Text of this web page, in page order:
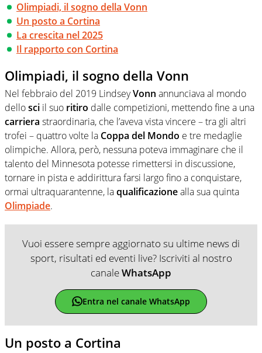
Olimpiadi, il sogno della Vonn
Un posto a Cortina
La crescita nel 2025
Il rapporto con Cortina
Olimpiadi, il sogno della Vonn
Nel febbraio del 2019 LindseyVonn annunciava al mondo
dellosci il suo ritiro dalle competizioni, mettendo fine a una
carriera straordinaria, che l’aveva vista vincere – tra gli altri
trofei – quattro volte la Coppa del Mondo e tre medaglie
olimpiche. Allora, però, nessuna poteva immaginare che il
talento del Minnesota potesse rimettersi in discussione,
tornare in pista e addirittura farsi largo fino a conquistare,
ormai ultraquarantenne, laqualificazionealla sua quinta
Olimpiade.
Vuoi essere sempre aggiornato su ultime news di
sport, risultati ed eventi live? Iscriviti al nostro
canaleWhatsApp
Entra nel canale WhatsApp
Un posto a Cortina